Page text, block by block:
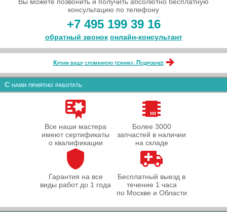
консультацию по телефону
+7 495 199 39 16
обратный звонок онлайн‑консультант
Купим вашу сломанную технику. Подробнее
С нами приятно работать
Все наши мастера
имеют сертификаты
о квалификации
Более 3000
запчастей в наличии
на складе
Гарантия на все
виды работ до 1 года
Бесплатный выезд в
течение 1 часа
по Москве и Области